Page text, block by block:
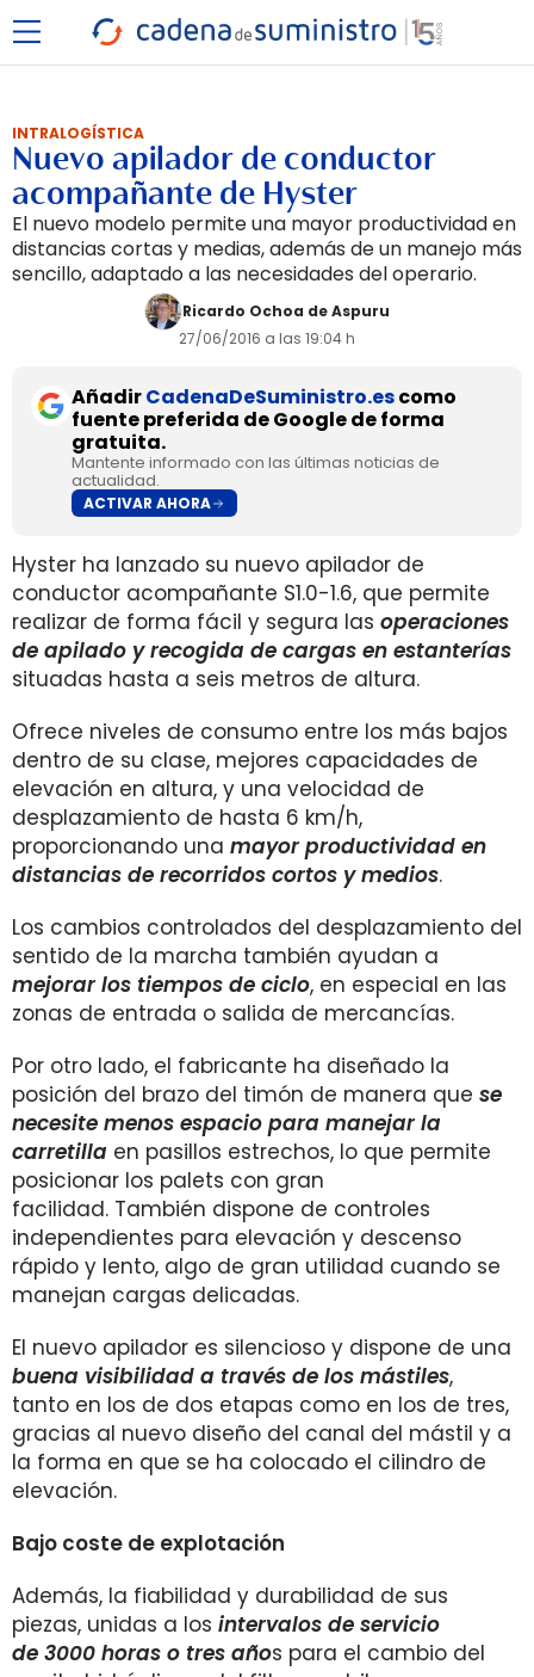
INTRALOGÍSTICA
Nuevo apilador de conductor
acompañante de Hyster
El nuevo modelo permite una mayor productividad en
distancias cortas y medias, además de un manejo más
sencillo, adaptado a las necesidades del operario.
Ricardo Ochoa de Aspuru
27/06/2016 a las 19:04 h
AñadirCadenaDeSuministro.escomo
fuente preferida de Google de forma
gratuita.
Mantente informado con las últimas noticias de
actualidad.
ACTIVAR AHORA
Hyster ha lanzado su nuevo apilador de
conductor acompañante S1.0-1.6, que permite
realizar de forma fácil y segura las operaciones
de apilado y recogida de cargas en estanterías
situadas hasta a seis metros de altura.
Ofrece niveles de consumo entre los más bajos
dentro de su clase, mejores capacidades de
elevación en altura, y una velocidad de
desplazamiento de hasta 6 km/h,
proporcionando una mayor productividad en
distancias de recorridos cortos y medios.
Los cambios controlados del desplazamiento del
sentido de la marcha también ayudan a
mejorar los tiempos de ciclo, en especial en las
zonas de entrada o salida de mercancías.
Por otro lado, el fabricante ha diseñado la
posición del brazo del timón de manera que se
necesite menos espacio para manejar la
carretilla en pasillos estrechos, lo que permite
posicionar los palets con gran
facilidad. También dispone de controles
independientes para elevación y descenso
rápido y lento, algo de gran utilidad cuando se
manejan cargas delicadas.
El nuevo apilador es silencioso y dispone de una
buena visibilidad a través de los mástiles,
tanto en los de dos etapas como en los de tres,
gracias al nuevo diseño del canal del mástil y a
la forma en que se ha colocado el cilindro de
elevación.
Bajo coste de explotación
Además, la fiabilidad y durabilidad de sus
piezas, unidas a los intervalos de servicio
de 3000 horas o tres años para el cambio del